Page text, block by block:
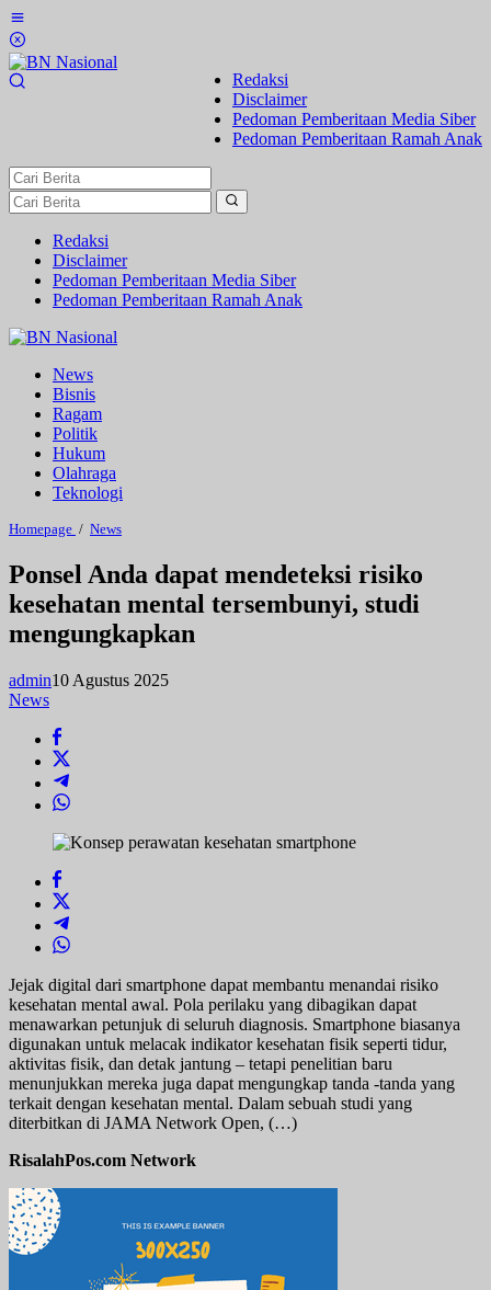
Lewati
ke
konten
Redaksi
Disclaimer
Pedoman Pemberitaan Media Siber
Pedoman Pemberitaan Ramah Anak
Redaksi
Disclaimer
Pedoman Pemberitaan Media Siber
Pedoman Pemberitaan Ramah Anak
News
Bisnis
Ragam
Politik
Hukum
Olahraga
Teknologi
Homepage / NewsPonsel
dapat
mendeteksi
risiko
kesehatan
mental
tersembunyi,
mengungkapkan
Ponsel Anda dapat mendeteksi risiko
kesehatan mental tersembunyi, studi
mengungkapkan
admin10 Agustus 2025
News
Jejak digital dari smartphone dapat membantu menandai risiko
kesehatan mental awal. Pola perilaku yang dibagikan dapat
menawarkan petunjuk di seluruh diagnosis. Smartphone biasanya
digunakan untuk melacak indikator kesehatan fisik seperti tidur,
aktivitas fisik, dan detak jantung – tetapi penelitian baru
menunjukkan mereka juga dapat mengungkap tanda -tanda yang
terkait dengan kesehatan mental. Dalam sebuah studi yang
diterbitkan di JAMA Network Open, (…)
RisalahPos.com Network